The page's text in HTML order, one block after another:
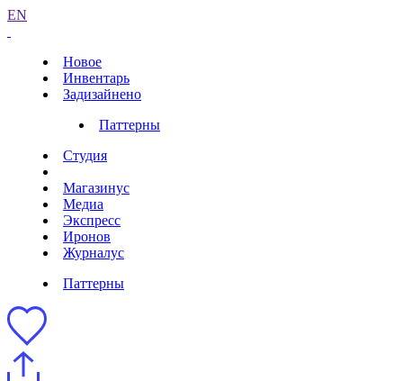
EN
Новое
Инвентарь
Задизайнено
Паттерны
Студия
Магазинус
Медиа
Экспресс
Иронов
Журналус
Паттерны